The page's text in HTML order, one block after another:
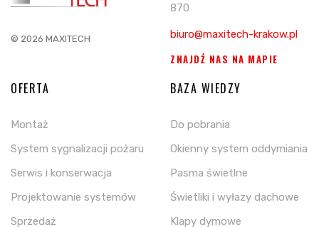
© 2026 MAXITECH
OFERTA
Montaż
System sygnalizacji pożaru
Serwis i konserwacja
Projektowanie systemów
Sprzedaż
BAZA WIEDZY
Do pobrania
Okienny system oddymiania
Pasma świetlne
Świetliki i wyłazy dachowe
Klapy dymowe
870
biuro@maxitech-krakow.pl
ZNAJDŹ NAS NA MAPIE